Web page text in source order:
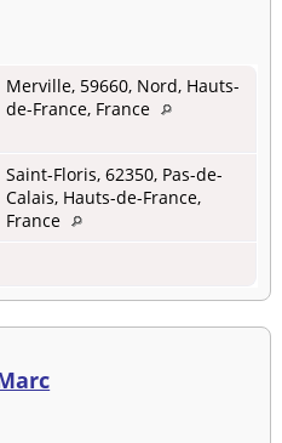
Merville, 59660, Nord, Hauts-
de-France, France
Saint-Floris, 62350, Pas-de-
Calais, Hauts-de-France,
France